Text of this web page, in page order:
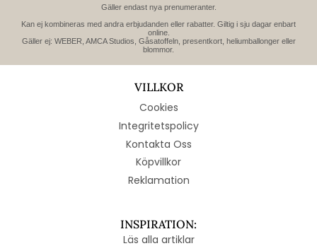
Gäller endast nya prenumeranter.
Kan ej kombineras med andra erbjudanden eller rabatter. Giltig i sju dagar enbart
online.
Gäller ej: WEBER, AMCA Studios, Gåsatoffeln, presentkort, heliumballonger eller
blommor.
VILLKOR
Cookies
Integritetspolicy
Kontakta Oss
Köpvillkor
Reklamation
INSPIRATION:
Läs alla artiklar